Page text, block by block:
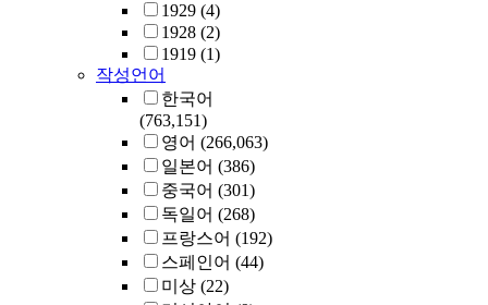
1929 (4)
1928 (2)
1919 (1)
작성언어
한국어
(763,151)
영어 (266,063)
일본어 (386)
중국어 (301)
독일어 (268)
프랑스어 (192)
스페인어 (44)
미상 (22)